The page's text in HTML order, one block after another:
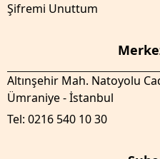
Şifremi Unuttum
Altınşehir Mah. Natoyolu
Ümraniye - İstanbul
Tel: 0216 540 10 30